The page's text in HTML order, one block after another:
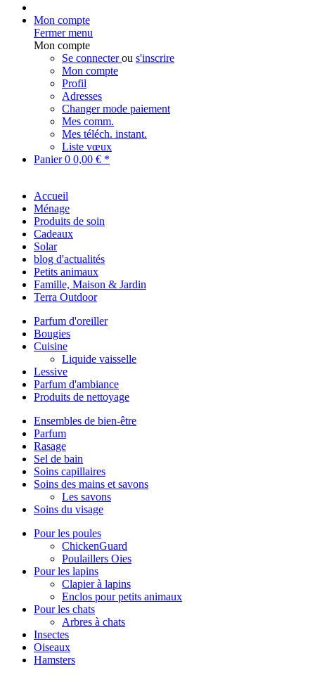
Mon compte
Fermer menu
Mon compte
Se connecterou s'inscrire
Mon compte
Profil
Adresses
Changer mode paiement
Mes comm.
Mes téléch. instant.
Liste vœux
Panier0 0,00 € *
Accueil
Ménage
Produits de soin
Cadeaux
Solar
blog d'actualités
Petits animaux
Famille, Maison & Jardin
Terra Outdoor
Parfum d'oreiller
Bougies
Cuisine
Liquide vaisselle
Lessive
Parfum d'ambiance
Produits de nettoyage
Ensembles de bien-être
Parfum
Rasage
Sel de bain
Soins capillaires
Soins des mains et savons
Les savons
Soins du visage
Pour les poules
ChickenGuard
Poulaillers Oies
Pour les lapins
Clapier à lapins
Enclos pour petits animaux
Pour les chats
Arbres à chats
Insectes
Oiseaux
Hamsters